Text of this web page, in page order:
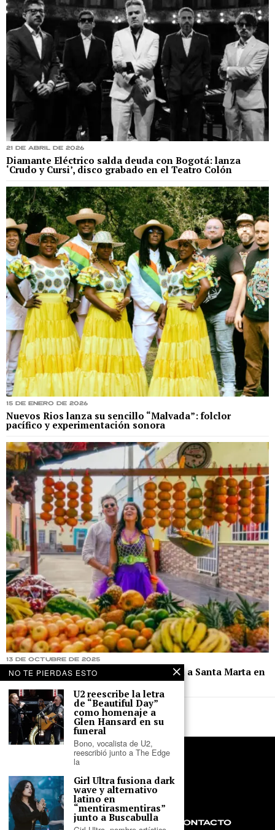
21 de abril de 2026
Diamante Eléctrico salda deuda con Bogotá: lanza
‘Crudo y Cursi’, disco grabado en el Teatro Colón
15 de enero de 2026
Nuevos Rios lanza su sencillo “Malvada”: folclor
pacífico y experimentación sonora
13 de octubre de 2025
Bomba Estéreo y Carlos Vives celebran a Santa Marta en
“La Samaria”
NOSOTROS PRIVACIDAD CONTACTO
NO TE PIERDAS ESTO
U2 reescribe la letra
de “Beautiful Day”
como homenaje a
Glen Hansard en su
funeral
Bono, vocalista de U2,
reescribió junto a The Edge
la
Girl Ultra fusiona dark
wave y alternativo
latino en
“mentirasmentiras”
junto a Buscabulla